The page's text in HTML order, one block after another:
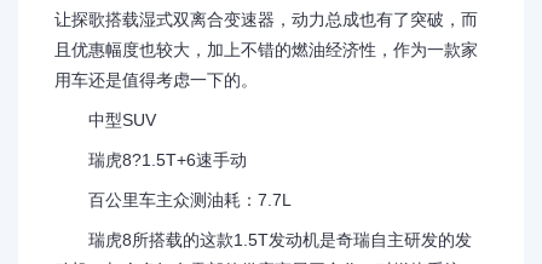
让探歌搭载湿式双离合变速器，动力总成也有了突破，而
且优惠幅度也较大，加上不错的燃油经济性，作为一款家
用车还是值得考虑一下的。
中型SUV
瑞虎8?1.5T+6速手动
百公里车主众测油耗：7.7L
瑞虎8所搭载的这款1.5T发动机是奇瑞自主研发的发